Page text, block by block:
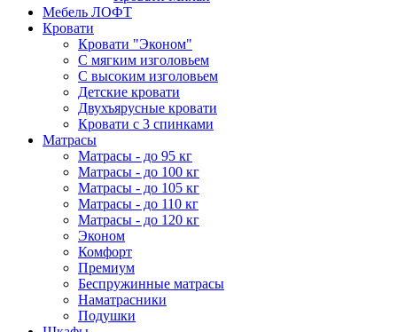
Мебель ЛОФТ
Кровати
Кровати "Эконом"
С мягким изголовьем
С высоким изголовьем
Детские кровати
Двухъярусные кровати
Кровати с 3 спинками
Матрасы
Матрасы - до 95 кг
Матрасы - до 100 кг
Матрасы - до 105 кг
Матрасы - до 110 кг
Матрасы - до 120 кг
Эконом
Комфорт
Премиум
Беспружинные матрасы
Наматрасники
Подушки